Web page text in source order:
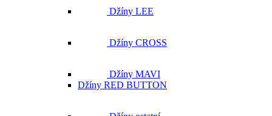
Džíny LEE
Džíny CROSS
Džíny MAVI
Džíny RED BUTTON